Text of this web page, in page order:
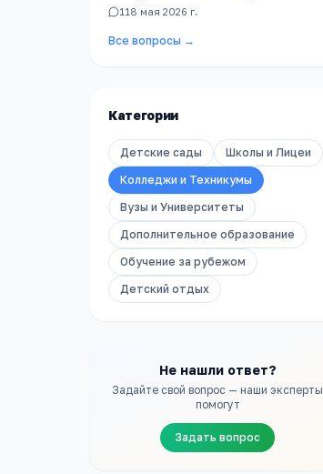
1 18 мая 2026 г.
Все вопросы →
Категории
Детские сады
Школы и Лицеи
Колледжи и Техникумы
Вузы и Университеты
Дополнительное образование
Обучение за рубежом
Детский отдых
Не нашли ответ?
Задайте свой вопрос — наши эксперты
помогут
Задать вопрос